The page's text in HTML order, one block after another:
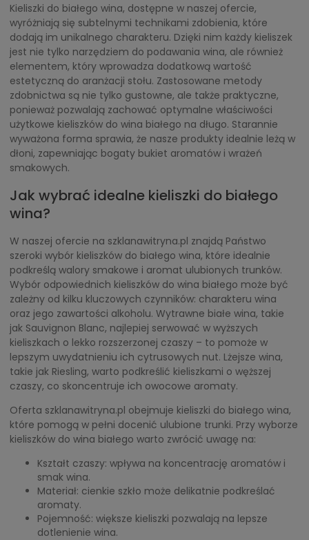
Kieliszki do białego wina, dostępne w naszej ofercie,
wyróżniają się subtelnymi technikami zdobienia, które
dodają im unikalnego charakteru. Dzięki nim każdy kieliszek
jest nie tylko narzędziem do podawania wina, ale również
elementem, który wprowadza dodatkową wartość
estetyczną do aranżacji stołu. Zastosowane metody
zdobnictwa są nie tylko gustowne, ale także praktyczne,
ponieważ pozwalają zachować optymalne właściwości
użytkowe kieliszków do wina białego na długo. Starannie
wyważona forma sprawia, że nasze produkty idealnie leżą w
dłoni, zapewniając bogaty bukiet aromatów i wrażeń
smakowych.
Jak wybrać idealne kieliszki do białego
wina?
W naszej ofercie na szklanawitryna.pl znajdą Państwo
szeroki wybór kieliszków do białego wina, które idealnie
podkreślą walory smakowe i aromat ulubionych trunków.
Wybór odpowiednich kieliszków do wina białego może być
zależny od kilku kluczowych czynników: charakteru wina
oraz jego zawartości alkoholu. Wytrawne białe wina, takie
jak Sauvignon Blanc, najlepiej serwować w wyższych
kieliszkach o lekko rozszerzonej czaszy – to pomoże w
lepszym uwydatnieniu ich cytrusowych nut. Lżejsze wina,
takie jak Riesling, warto podkreślić kieliszkami o węższej
czaszy, co skoncentruje ich owocowe aromaty.
Oferta szklanawitryna.pl obejmuje kieliszki do białego wina,
które pomogą w pełni docenić ulubione trunki. Przy wyborze
kieliszków do wina białego warto zwrócić uwagę na:
Kształt czaszy: wpływa na koncentrację aromatów i
smak wina.
Materiał: cienkie szkło może delikatnie podkreślać
aromaty.
Pojemność: większe kieliszki pozwalają na lepsze
dotlenienie wina.